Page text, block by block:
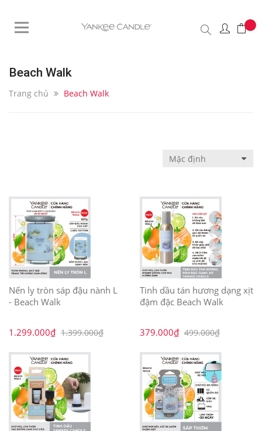
Beach Walk
Trang chủ Beach Walk
Nến ly tròn sáp đậu nành L
- Beach Walk
1.299.000₫ 1.399.000₫
Tinh dầu tán hương dạng xịt
đậm đặc Beach Walk
379.000₫ 499.000₫